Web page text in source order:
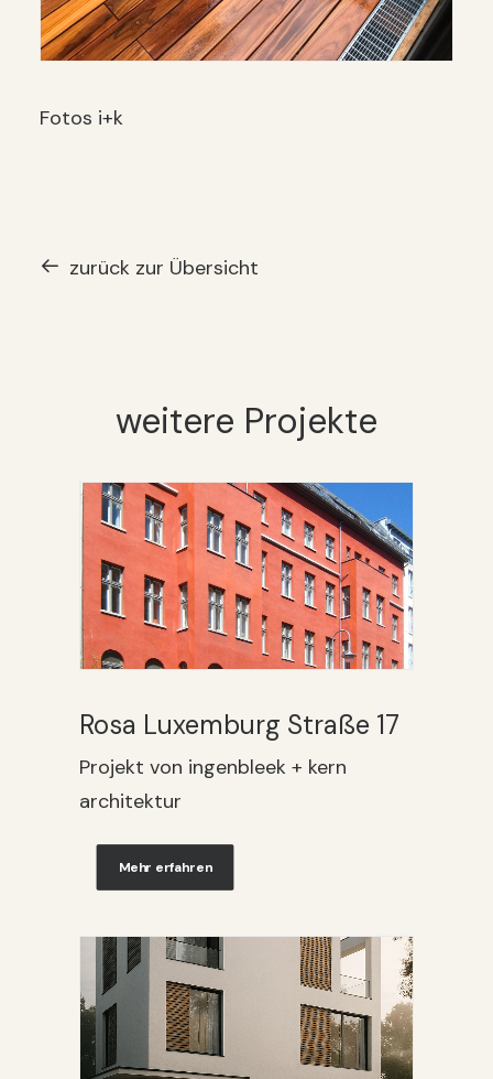
Fotos i+k
zurück zur Übersicht
weitere Projekte
Rosa Luxemburg Straße 17
Projekt von ingenbleek + kern
architektur
Mehr erfahren